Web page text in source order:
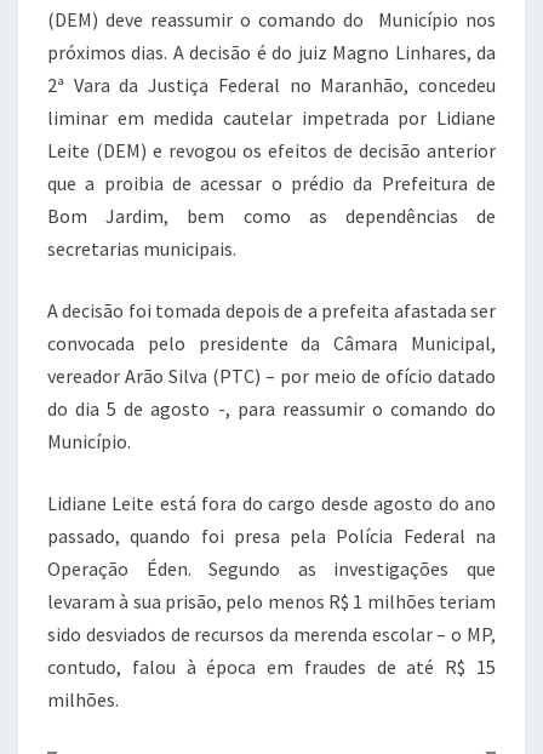
(DEM) deve reassumir o comando do Município nos
próximos dias. A decisão é do juiz Magno Linhares, da
2ª Vara da Justiça Federal no Maranhão, concedeu
liminar em medida cautelar impetrada por Lidiane
Leite (DEM) e revogou os efeitos de decisão anterior
que a proibia de acessar o prédio da Prefeitura de
Bom Jardim, bem como as dependências de
secretarias municipais.
A decisão foi tomada depois de a prefeita afastada ser
convocada pelo presidente da Câmara Municipal,
vereador Arão Silva (PTC) – por meio de ofício datado
do dia 5 de agosto -, para reassumir o comando do
Município.
Lidiane Leite está fora do cargo desde agosto do ano
passado, quando foi presa pela Polícia Federal na
Operação Éden. Segundo as investigações que
levaram à sua prisão, pelo menos R$ 1 milhões teriam
sido desviados de recursos da merenda escolar – o MP,
contudo, falou à época em fraudes de até R$ 15
milhões.